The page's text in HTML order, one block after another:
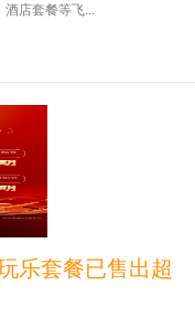
酒店套餐等飞...
乐套餐已售出超